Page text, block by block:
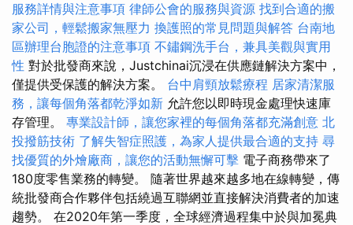
服務詳情與注意事項 律師公會的服務與資源 找到合適的搬
家公司，輕鬆搬家無壓力 換護照的常見問題與解答 台南地
區辦理台胞證的注意事項 不鏽鋼洗手台，兼具美觀與實用
性 對於批發商來說，Justchinai沉浸在供應鏈解決方案中，
僅提供受保護的解決方案。 台中肩頸放鬆療程 居家清潔服
務，讓每個角落都乾淨如新 允許您以即時現金處理快速庫
存管理。 專業設計師，讓您家裡的每個角落都充滿創意 北
投撥筋技術 了解失智症照護，為家人提供最合適的支持 尋
找優質的外燴廠商，讓您的活動無懈可擊 電子商務帶來了
180度零售業務的轉變。 隨著世界越來越多地在線轉變，傳
統批發商合作夥伴包括繞過互聯網並直接解決消費者的加速
趨勢。 在2020年第一季度，全球經濟過程集中於與加冕典